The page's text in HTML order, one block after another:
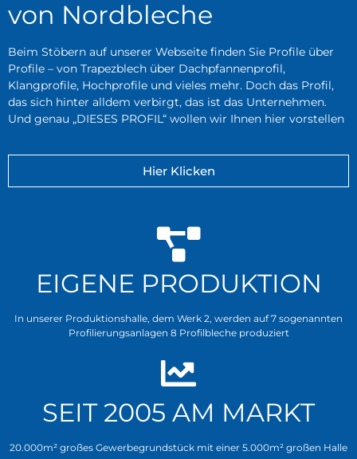
von Nordbleche
Beim Stöbern auf unserer Webseite finden Sie Profile über
Profile – von Trapezblech über Dachpfannenprofil,
Klangprofile, Hochprofile und vieles mehr. Doch das Profil,
das sich hinter alldem verbirgt, das ist das Unternehmen.
Und genau „DIESES PROFIL“ wollen wir Ihnen hier vorstellen
Hier Klicken
EIGENE PRODUKTION
In unserer Produktionshalle, dem Werk 2, werden auf 7 sogenannten
Profilierungsanlagen 8 Profilbleche produziert
SEIT 2005 AM MARKT
20.000m² großes Gewerbegrundstück mit einer 5.000m² großen Halle